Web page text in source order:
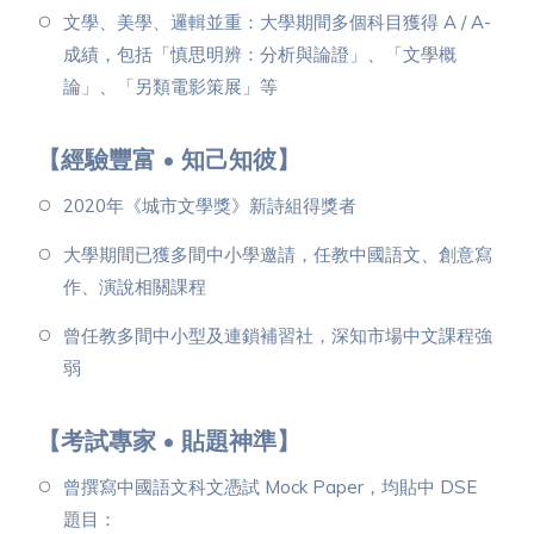
文學、美學、邏輯並重：大學期間多個科目獲得 A / A-
成績，包括「慎思明辨：分析與論證」、「文學概
論」、「另類電影策展」等
【經驗豐富 • 知己知彼】
2020年《城市文學獎》新詩組得獎者
大學期間已獲多間中小學邀請，任教中國語文、創意寫
作、演說相關課程
曾任教多間中小型及連鎖補習社，深知市場中文課程強
弱
【考試專家 • 貼題神準】
曾撰寫中國語文科文憑試 Mock Paper，均貼中 DSE
題目：